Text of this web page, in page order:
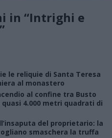
in “Intrighi e
le reliquie di Santa Teresa
al monastero
al confine tra Busto
4.000 metri quadrati di
del proprietario: la
smaschera la truffa